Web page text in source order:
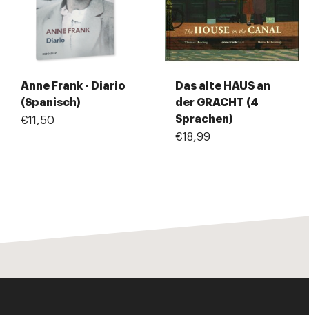
Anne Frank - Diario
(Spanisch)
€11,50
Das alte HAUS an
der GRACHT (4
Sprachen)
€18,99